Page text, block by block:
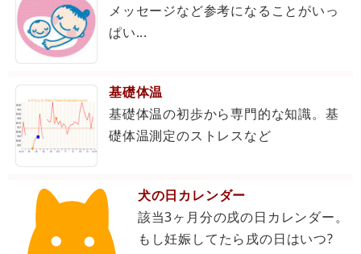
メッセージなど参考になることがいっ
ぱい...
基礎体温
基礎体温の初歩から専門的な知識。基
礎体温測定のストレスなど
犬の日カレンダー
該当3ヶ月分の戌の日カレンダー。
もし妊娠してたら戌の日はいつ?